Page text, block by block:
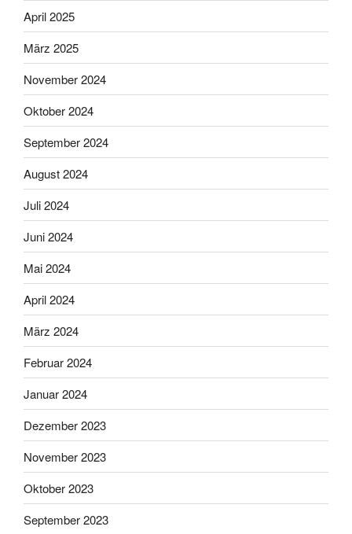
April 2025
März 2025
November 2024
Oktober 2024
September 2024
August 2024
Juli 2024
Juni 2024
Mai 2024
April 2024
März 2024
Februar 2024
Januar 2024
Dezember 2023
November 2023
Oktober 2023
September 2023